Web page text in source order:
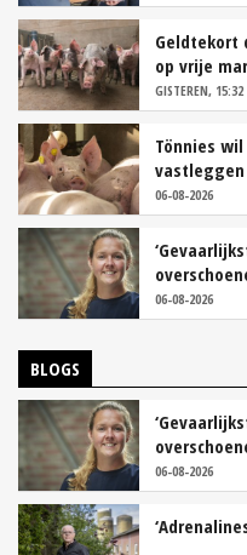
Geldtekort
op vrije
GISTEREN, 15:32
Tönnies
vastleggen
06-08-2026
06-08-2026
BLOGS
06-08-2026